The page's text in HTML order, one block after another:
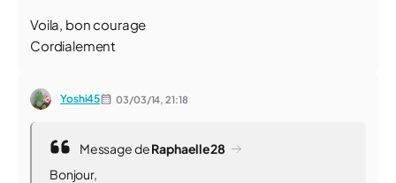
Voila, bon courage
Cordialement
Yoshi45 03/03/14,21:18
Message deRaphaelle28
Bonjour,